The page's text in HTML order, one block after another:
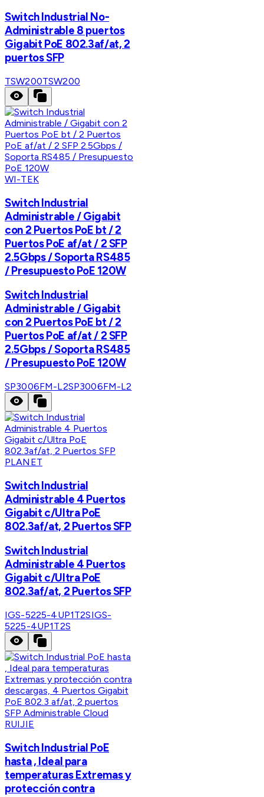
Switch Industrial No-
Administrable 8 puertos
Gigabit PoE 802.3af/at, 2
puertos SFP
TSW200TSW200
WI-TEK
Switch Industrial
Administrable / Gigabit
con 2 Puertos PoE bt / 2
Puertos PoE af/at / 2 SFP
2.5Gbps / Soporta RS485
/ Presupuesto PoE 120W
Switch Industrial
Administrable / Gigabit
con 2 Puertos PoE bt / 2
Puertos PoE af/at / 2 SFP
2.5Gbps / Soporta RS485
/ Presupuesto PoE 120W
SP3006FM-L2SP3006FM-L2
PLANET
Switch Industrial
Administrable 4 Puertos
Gigabit c/Ultra PoE
802.3af/at, 2 Puertos SFP
Switch Industrial
Administrable 4 Puertos
Gigabit c/Ultra PoE
802.3af/at, 2 Puertos SFP
IGS-5225-4UP1T2SIGS-
5225-4UP1T2S
RUIJIE
Switch Industrial PoE
hasta , Ideal para
temperaturas Extremas y
protección contra